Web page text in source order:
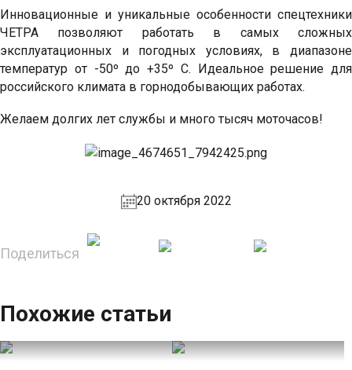
Инновационные и уникальные особенности спецтехники
ЧЕТРА позволяют работать в самых сложных
эксплуатационных и погодных условиях, в диапазоне
температур от -50º до +35º С. Идеальное решение для
российского климата в горнодобывающих работах.
Желаем долгих лет службы и много тысяч моточасов!
Поделиться
20 октября 2022
Похожие статьи